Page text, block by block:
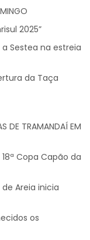
2025”
Sestea na estreia
da Taça
DE TRAMANDAÍ EM
Copa Capão da
Areia inicia
os